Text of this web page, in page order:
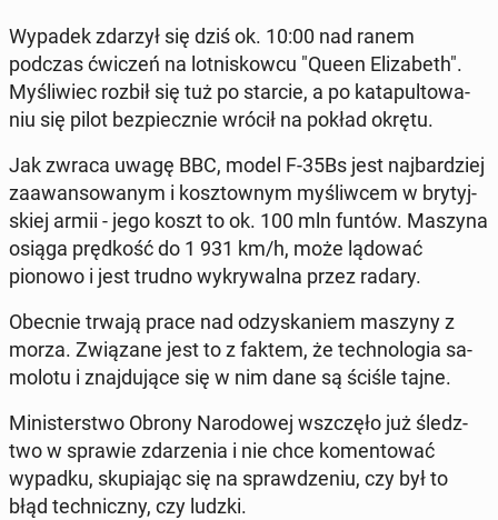
Wypadek zdarzył się dziś ok. 10:00 nad ranem
podczas ćwiczeń na lot­ni­skow­cu "Queen Eli­za­beth".
My­śli­wiec rozbił się tuż po starcie, a po ka­ta­pul­to­wa­
niu się pilot bez­piecz­nie wrócił na pokład okrętu.
Jak zwraca uwagę BBC, model F-35Bs jest naj­bar­dziej
za­awan­so­wa­nym i kosz­tow­nym my­śliw­cem w bry­tyj­
skiej armii - jego koszt to ok. 100 mln funtów. Maszyna
osiąga pręd­kość do 1 931 km/h, może lądować
pionowo i jest trudno wy­kry­wal­na przez radary.
Obecnie trwają prace nad od­zy­ska­niem maszyny z
morza. Zwią­za­ne jest to z faktem, że tech­no­lo­gia sa­
mo­lo­tu i znaj­du­ją­ce się w nim dane są ściśle tajne.
Mi­ni­ster­stwo Obrony Na­ro­do­wej wsz­czę­ło już śledz­
two w sprawie zda­rze­nia i nie chce ko­men­to­wać
wypadku, sku­pia­jąc się na spraw­dze­niu, czy był to
błąd tech­nicz­ny, czy ludzki.